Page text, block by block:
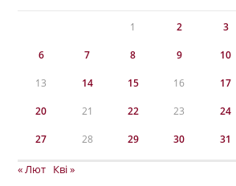
1 2 3
6 7 8 9 10
13 14 15 16 17
20 21 22 23 24
27 28 29 30 31
« Лют Кві »